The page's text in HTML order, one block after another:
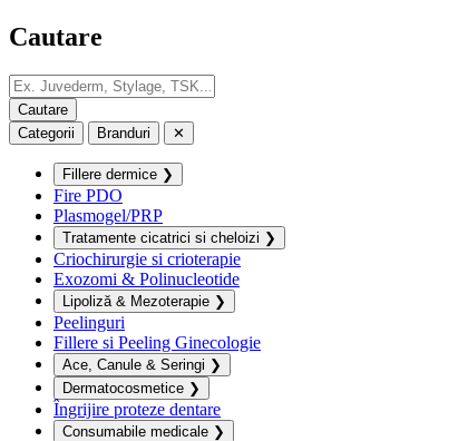
Cautare
Categorii Branduri ✕
Fillere dermice ❯
Fire PDO
Plasmogel/PRP
Tratamente cicatrici si cheloizi ❯
Criochirurgie si crioterapie
Exozomi & Polinucleotide
Lipoliză & Mezoterapie ❯
Peelinguri
Fillere si Peeling Ginecologie
Ace, Canule & Seringi ❯
Dermatocosmetice ❯
Îngrijire proteze dentare
Consumabile medicale ❯